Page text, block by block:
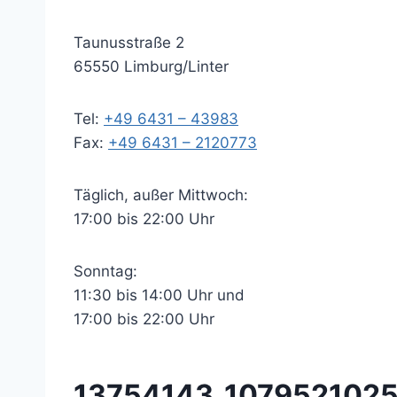
Taunusstraße 2
65550 Limburg/Linter
Tel: +49 6431 – 43983
Fax: +49 6431 – 2120773
Täglich, außer Mittwoch:
17:00 bis 22:00 Uhr
Sonntag:
11:30 bis 14:00 Uhr und
17:00 bis 22:00 Uhr